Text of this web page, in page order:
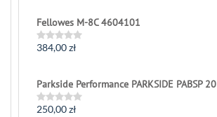
of
5Fellowes M-8C 4604101
Rated
of
5
384,00zł
Parkside Performance PARKSIDE PABSP 20
Rated
250,00zł